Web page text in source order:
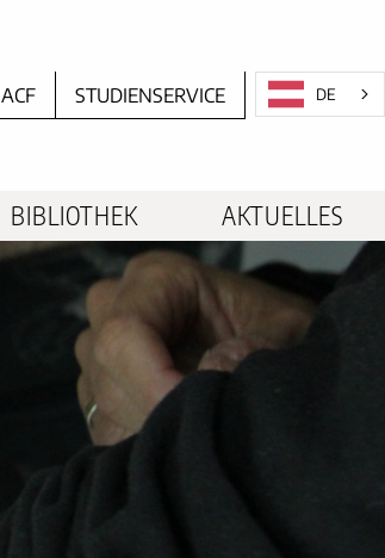
ACF STUDIENSERVICE DE
BIBLIOTHEK AKTUELLES